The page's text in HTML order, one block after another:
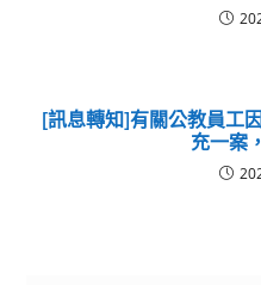
[訊息轉知]有關公教員工
充一案